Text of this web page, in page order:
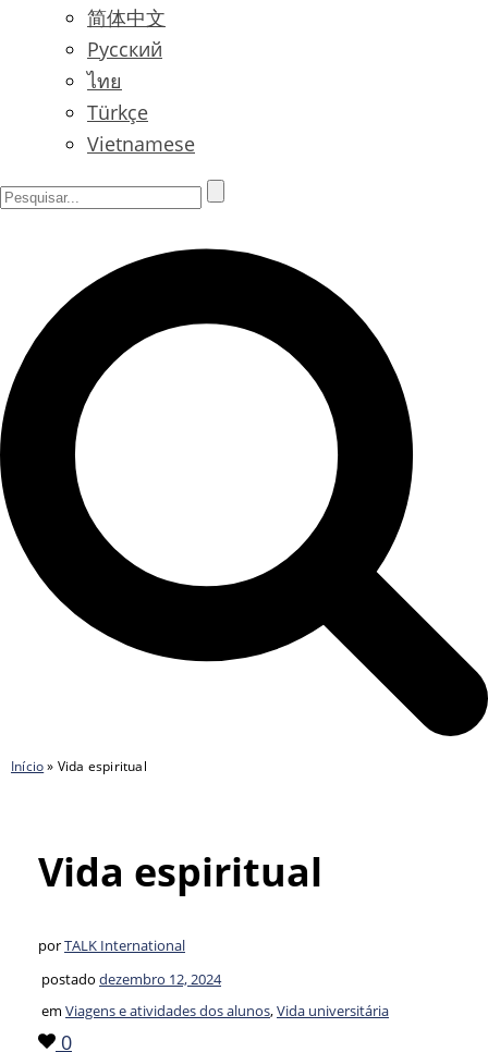
简体中文
Русский
ไทย
Türkçe
Vietnamese
Início» Vida espiritual
Vida espiritual
porTALK International
postado dezembro 12, 2024
em Viagens e atividades dos alunos,Vida universitária
0